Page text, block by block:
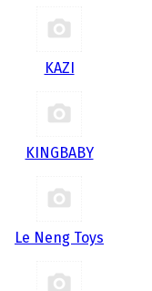
KAZI
KINGBABY
Le Neng Toys